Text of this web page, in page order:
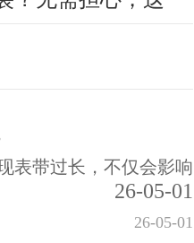
表带过长，不仅会影响
26-05-01
26-05-01